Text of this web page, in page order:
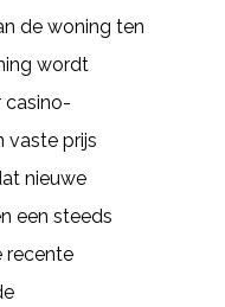
de woning ten
wordt
casino-
vaste prijs
nieuwe
een steeds
recente